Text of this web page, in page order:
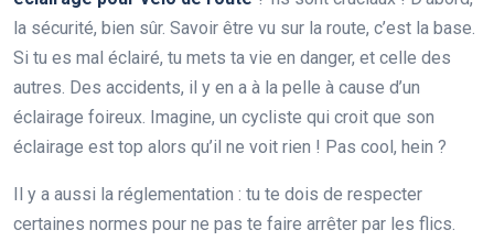
la sécurité, bien sûr. Savoir être vu sur la route, c’est la base.
Si tu es mal éclairé, tu mets ta vie en danger, et celle des
autres. Des accidents, il y en a à la pelle à cause d’un
éclairage foireux. Imagine, un cycliste qui croit que son
éclairage est top alors qu’il ne voit rien ! Pas cool, hein ?
Il y a aussi la réglementation : tu te dois de respecter
certaines normes pour ne pas te faire arrêter par les flics.